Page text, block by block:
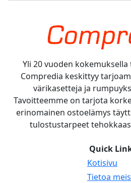
Yli 20 vuoden
Compredia keskittyy
värikasetteja ja
Tavoitteemme on tarjota
erinomainen ostoelämys
tulostustarpeet
Quick
Kotisivu
Tietoa